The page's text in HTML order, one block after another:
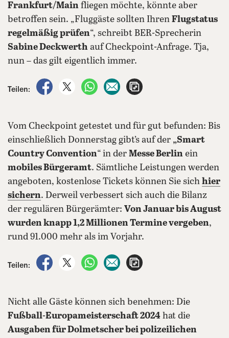
Frankfurt/Main fliegen möchte, könnte aber
betroffen sein. „Fluggäste sollten Ihren Flugstatus
regelmäßig prüfen“, schreibt BER-Sprecherin
Sabine Deckwerth auf Checkpoint-Anfrage. Tja,
nun – das gilt eigentlich immer.
Teilen:
auf Facebook teilen
auf X teilenper WhatsApp teilen
per E-Mail teilen
Vom Checkpoint getestet und für gut befunden: Bis
einschließlich Donnerstag gibt’s auf der „Smart
Country Convention“ in der Messe Berlin ein
mobiles Bürgeramt. Sämtliche Leistungen werden
angeboten, kostenlose Tickets können Sie sich hier
sichern. Derweil verbessert sich auch die Bilanz
der regulären Bürgerämter: Von Januar bis August
wurden knapp 1,2 Millionen Termine vergeben,
rund 91.000 mehr als im Vorjahr.
Teilen:
auf Facebook teilen
auf X teilenper WhatsApp teilen
per E-Mail teilen
Nicht alle Gäste können sich benehmen: Die
Fußball-Europameisterschaft 2024 hat die
Ausgaben für Dolmetscher bei polizeilichen